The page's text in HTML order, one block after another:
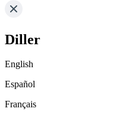
Diller
English
Español
Français